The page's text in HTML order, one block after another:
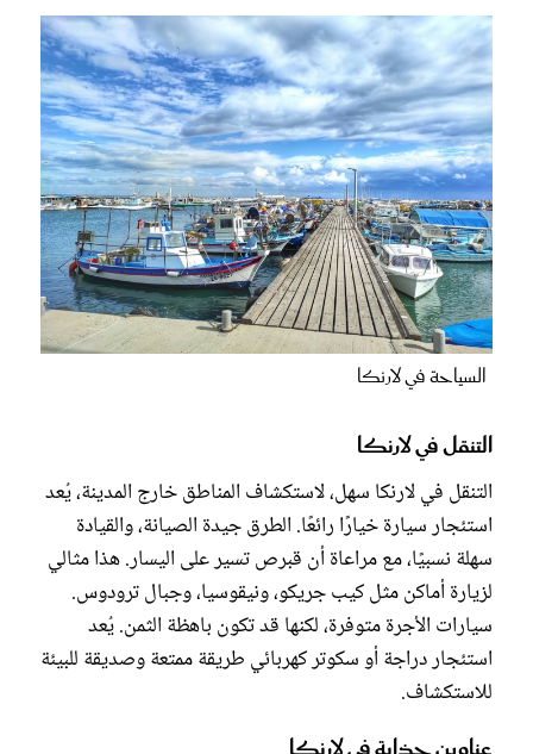
السياحة في لارنكا
التنقل في لارنكا
التنقل في لارنكا سهل، لاستكشاف المناطق خارج المدينة، يُعد
استئجار سيارة خيارًا رائعًا. الطرق جيدة الصيانة، والقيادة
سهلة نسبيًا، مع مراعاة أن قبرص تسير على اليسار. هذا مثالي
لزيارة أماكن مثل كيب جريكو، ونيقوسيا، وجبال ترودوس.
سيارات الأجرة متوفرة، لكنها قد تكون باهظة الثمن. يُعد
استئجار دراجة أو سكوتر كهربائي طريقة ممتعة وصديقة للبيئة
للاستكشاف.